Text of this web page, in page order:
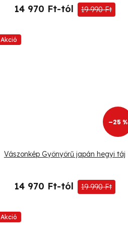
14 970 Ft-tól 19 990 Ft
Akció
–25 %
Vászonkép Gyönyörű japán hegyi táj
14 970 Ft-tól 19 990 Ft
Akció